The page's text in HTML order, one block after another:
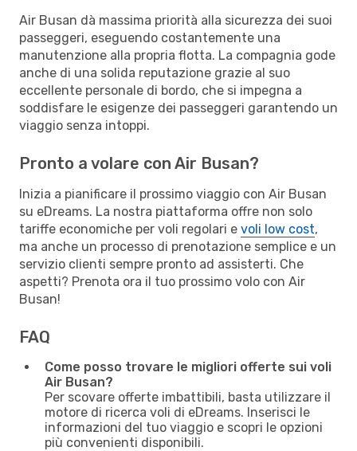
Air Busan dà massima priorità alla sicurezza dei suoi
passeggeri, eseguendo costantemente una
manutenzione alla propria flotta. La compagnia gode
anche di una solida reputazione grazie al suo
eccellente personale di bordo, che si impegna a
soddisfare le esigenze dei passeggeri garantendo un
viaggio senza intoppi.
Pronto a volare con Air Busan?
Inizia a pianificare il prossimo viaggio con Air Busan
su eDreams. La nostra piattaforma offre non solo
tariffe economiche per voli regolari e voli low cost,
ma anche un processo di prenotazione semplice e un
servizio clienti sempre pronto ad assisterti. Che
aspetti? Prenota ora il tuo prossimo volo con Air
Busan!
FAQ
Come posso trovare le migliori offerte sui voli
Air Busan?
Per scovare offerte imbattibili, basta utilizzare il
motore di ricerca voli di eDreams. Inserisci le
informazioni del tuo viaggio e scopri le opzioni
più convenienti disponibili.